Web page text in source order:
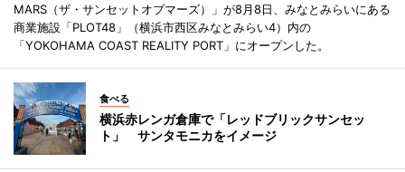
MARS（ザ・サンセットオブマーズ）」が8月8日、みなとみらいにある
商業施設「PLOT48」（横浜市西区みなとみらい4）内の
「YOKOHAMA COAST REALITY PORT」にオープンした。
食べる
横浜赤レンガ倉庫で「レッドブリックサンセッ
ト」 サンタモニカをイメージ